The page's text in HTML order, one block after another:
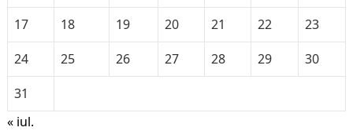
17
18 19 20 21 22
23
24
25 26 27 28 29
30
31
« iul.